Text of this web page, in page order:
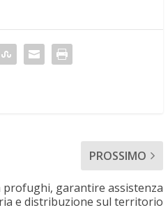
PROSSIMO
profughi, garantire assistenza
e distribuzione sul territorio